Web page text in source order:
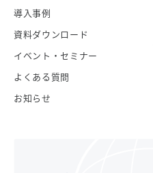
導入事例
資料ダウンロード
イベント・セミナー
よくある質問
お知らせ